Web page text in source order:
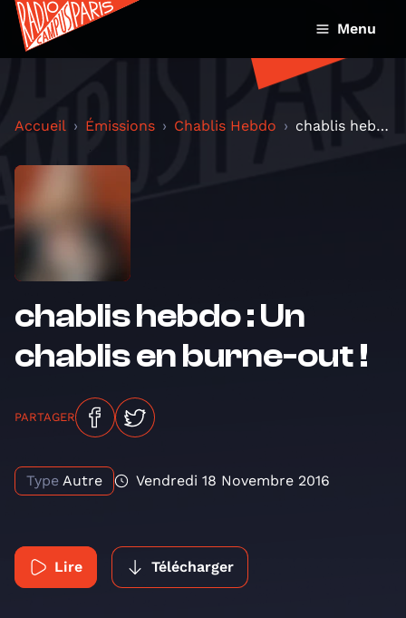
Menu
Accueil Émissions Chablis Hebdo chablis hebdo : Un chablis en burne-out !
chablis hebdo : Un
chablis en burne-out !
PARTAGER
Type Autre Vendredi 18 Novembre 2016
Lire Télécharger